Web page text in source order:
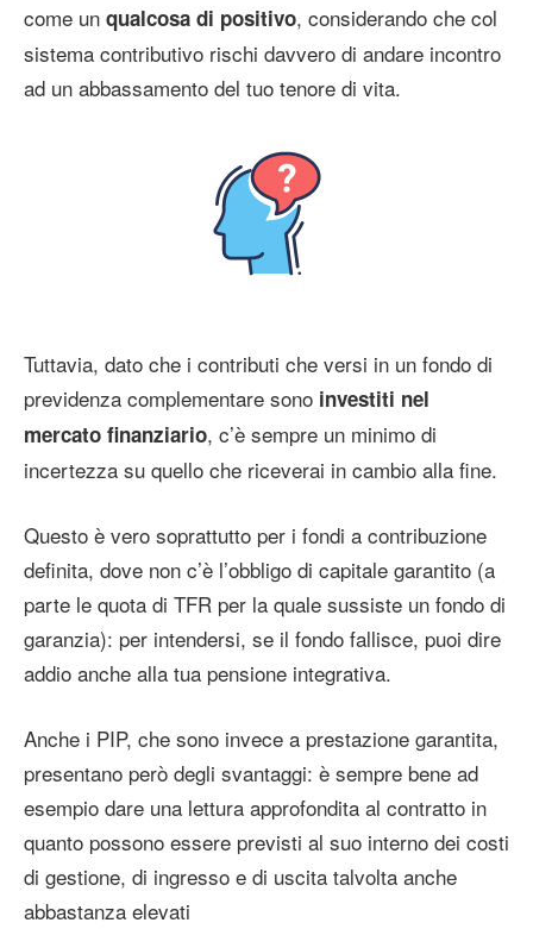
come un qualcosa di positivo, considerando che col
sistema contributivo rischi davvero di andare incontro
ad un abbassamento del tuo tenore di vita.
Tuttavia, dato che i contributi che versi in un fondo di
previdenza complementare sono investiti nel
mercato finanziario, c’è sempre un minimo di
incertezza su quello che riceverai in cambio alla fine.
Questo è vero soprattutto per i fondi a contribuzione
definita, dove non c’è l’obbligo di capitale garantito (a
parte le quota di TFR per la quale sussiste un fondo di
garanzia): per intendersi, se il fondo fallisce, puoi dire
addio anche alla tua pensione integrativa.
Anche i PIP, che sono invece a prestazione garantita,
presentano però degli svantaggi: è sempre bene ad
esempio dare una lettura approfondita al contratto in
quanto possono essere previsti al suo interno dei costi
di gestione, di ingresso e di uscita talvolta anche
abbastanza elevati